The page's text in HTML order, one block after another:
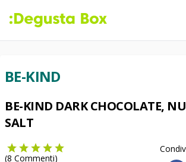
BE-KIND
BE-KIND DARK CHOCOLATE,
SALT
(8 Commenti)